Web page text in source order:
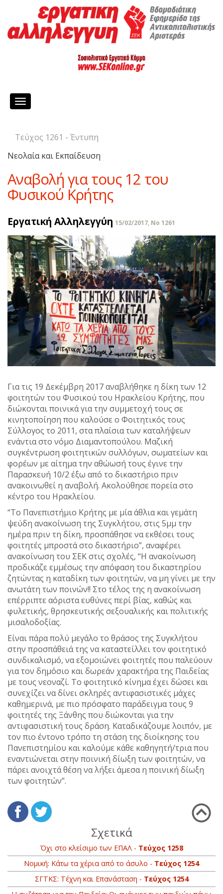
Toggle
Τεύχος 1261 - Έντυπη
Νεολαία και Εκπαίδευση
Αναβολή για τους 12 του
Φυσικού Κρήτης
Εργατική Αλληλεγγύη 15/02/2017, No 1261
Για τις 19 Δεκέμβρη 2017 αναβλήθηκε η δίκη των 12
φοιτητών του Φυσικού του Ηρακλείου Κρήτης, που
διώκονται ποινικά για την συμμετοχή τους σε
κινητοποίηση που καλούσε ο Φοιτητικός τους
Σύλλογος το 2011, στα πλαίσια των καταλήψεων
ενάντια στο νόμο Διαμαντοπούλου. Μαζική
συγκέντρωση φοιτητικών συλλόγων, σωματείων και
φορέων με αίτημα την αθώωσή τους έγινε την
Παρασκευή 10/2 έξω από το δικαστήριο πριν
ανακοινωθεί η αναβολή. Ακολούθησε πορεία στο
κέντρο του Ηρακλείου.
“Το Πανεπιστήμιο Κρήτης με μία άθλια και γεμάτη
ψεύδη ανακοίνωση της Συγκλήτου, στις 5μμ την
ημέρα πριν τη δίκη, προσπάθησε να εκθέσει τους
φοιτητές μπροστά στο δικαστήριο”, αναφέρει
ανακοίνωση του ΣΕΚ στις σχολές, “Η ανακοίνωση
προδικάζε εμμέσως την απόφαση του δικαστηρίου
ζητώντας η καταδίκη των φοιτητών, να μη γίνει με την
ανωτάτη των ποινών!! Στο τέλος της η ανακοίνωση
επέρριπτε αόριστα ευθύνες περί βίας, καθώς και
φυλετικής, θρησκευτικής σεξουαλικής και πολιτικής
μισαλοδοξίας.
Είναι πάρα πολύ μεγάλο το θράσος της Συγκλήτου
στην προσπάθειά της να καταστείλλει τον φοιτητικό
συνδικαλισμό, να εξομοιώνει φοιτητές που παλεύουν
για τον δημόσιο και δωρεάν χαρακτήρα της Παιδείας
με τους νεοναζί. Το φοιτητικό κίνημα έχει δώσει και
συνεχίζει να δίνει σκληρές αντιφασιστικές μάχες
καθημερινά, με πιο πρόσφατο παράδειγμα τους 9
φοιτητές της Ξάνθης που διώκονται για την
αντιφασιστική τους δράση. Καταδικάζουμε λοιπόν, με
τον πιο έντονο τρόπο τη στάση της διοίκησης του
Πανεπιστημίου και καλούμε κάθε καθηγητή/τρια που
εναντιώνεται στην ποινική δίωξη των φοιτητών, να
πάρει ανοιχτά θέση να λήξει άμεσα η ποινική δίωξη
των φοιτητών”.
Σχετικά
Όχι στο κλείσιμο των ΕΠΑΛ - Τεύχος 1258
Νομική: Κάτω τα χέρια από το άσυλο - Τεύχος 1254
ΣΓΤΚΣ: Τέχνη και Επανάσταση - Τεύχος 1254